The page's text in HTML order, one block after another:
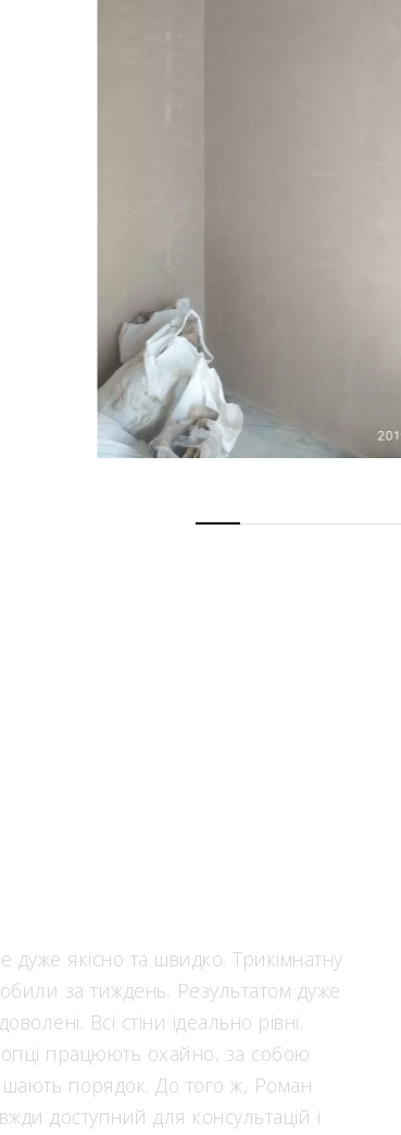
дуже якісно та швидко. Трикімнатну
за тиждень. Результатом дуже
Всі стіни ідеально рівні.
працюють охайно, за собою
порядок. До того ж, Роман
доступний для консультацій і